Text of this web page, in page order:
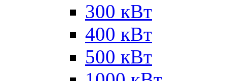
300 кВт
400 кВт
500 кВт